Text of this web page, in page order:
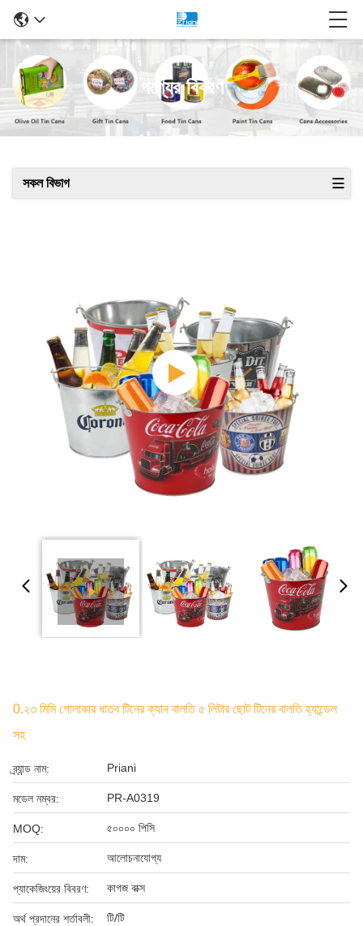
পণ্যের বিবরণ
সকল বিভাগ
0.২৩ মিমি গোলাকার ধাতব টিনের ক্যান বালতি ৫ লিটার ছোট টিনের বালতি হ্যান্ডেল
সহ
ব্র্যান্ড নাম: Priani
মডেল নম্বর: PR-A0319
MOQ: ৫০০০০ পিসি
দাম: আলোচনাযোগ্য
প্যাকেজিংয়ের বিবরণ: কাগজ বাক্স
অর্থ প্রদানের শর্তাবলী: টি/টি